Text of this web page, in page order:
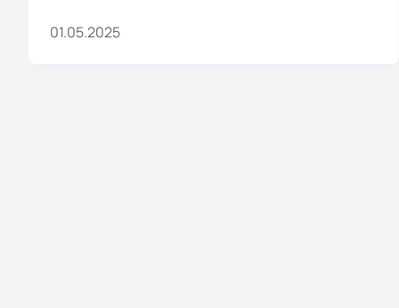
01.05.2025